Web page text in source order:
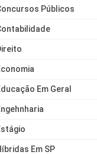
Públicos
Em Geral
Em SP